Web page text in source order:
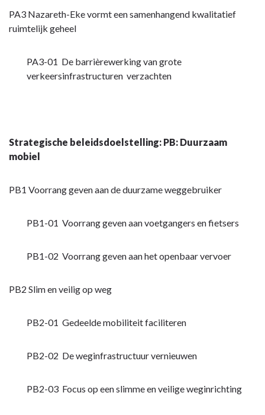
PA3 Nazareth-Eke vormt een samenhangend kwalitatief
ruimtelijk geheel
PA3-01 De barrièrewerking van grote
verkeersinfrastructuren verzachten
Strategische beleidsdoelstelling: PB: Duurzaam
mobiel
PB1 Voorrang geven aan de duurzame weggebruiker
PB1-01 Voorrang geven aan voetgangers en fietsers
PB1-02 Voorrang geven aan het openbaar vervoer
PB2 Slim en veilig op weg
PB2-01 Gedeelde mobiliteit faciliteren
PB2-02 De weginfrastructuur vernieuwen
PB2-03 Focus op een slimme en veilige weginrichting